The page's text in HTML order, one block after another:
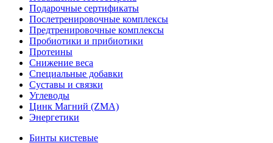
Подарочные сертификаты
Послетренировочные комплексы
Предтренировочные комплексы
Пробиотики и прибиотики
Протеины
Снижение веса
Специальные добавки
Суставы и связки
Углеводы
Цинк Магний (ZMA)
Энергетики
Бинты кистевые